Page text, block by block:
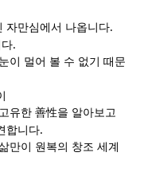
자만심에서 나옵니다.
.
이 멀어 볼 수 없기 때문
유한善性을 알아보고
합니다.
만이 원복의 창조 세계